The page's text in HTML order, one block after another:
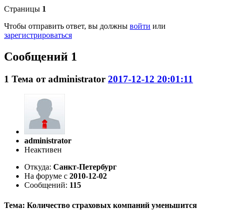
Страницы 1
Чтобы отправить ответ, вы должны войти или
зарегистрироваться
Сообщений 1
1 Тема отadministrator 2017-12-12 20:01:11
administrator
Неактивен
Откуда: Санкт-Петербург
На форуме с 2010-12-02
Сообщений: 115
Тема: Количество страховых компаний уменьшится